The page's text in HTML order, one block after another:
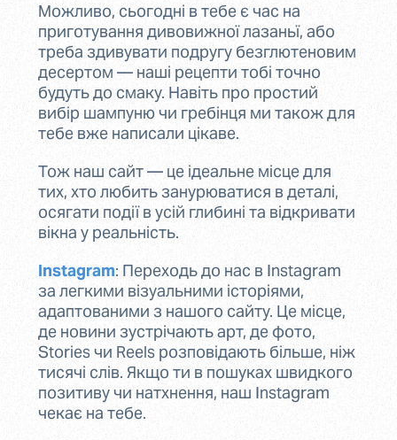
Можливо, сьогодні в тебе є час на
приготування дивовижної лазаньї, або
треба здивувати подругу безглютеновим
десертом — наші рецепти тобі точно
будуть до смаку. Навіть про простий
вибір шампуню чи гребінця ми також для
тебе вже написали цікаве.
Тож наш сайт — це ідеальне місце для
тих, хто любить занурюватися в деталі,
осягати події в усій глибині та відкривати
вікна у реальність.
Instagram: Переходь до нас в Instagram
за легкими візуальними історіями,
адаптованими з нашого сайту. Це місце,
де новини зустрічають арт, де фото,
Stories чи Reels розповідають більше, ніж
тисячі слів. Якщо ти в пошуках швидкого
позитиву чи натхнення, наш Instagram
чекає на тебе.